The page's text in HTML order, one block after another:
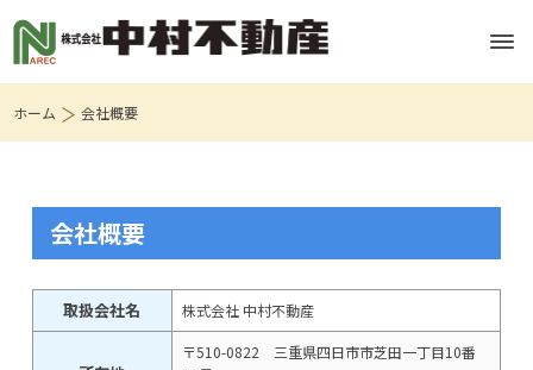
ホーム 会社概要
会社概要
取扱会社名 株式会社 中村不動産
〒510-0822 三重県四日市市芝田一丁目10番